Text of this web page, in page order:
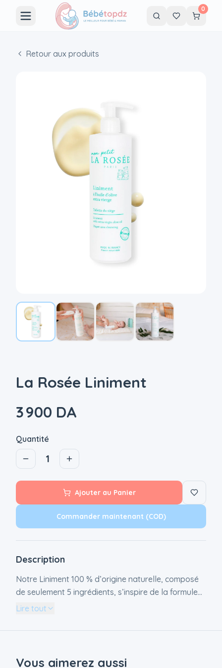
0
Retour aux produits
La Rosée Liniment
3 900 DA
Quantité
1
Ajouter au Panier
Commander maintenant (COD)
Description
Notre Liniment 100 % d’origine naturelle, composé
de seulement 5 ingrédients, s’inspire de la formule
originelle de la pharmacopée. Il nettoie le siège de
et protecteur, grâce à l’huile d’olive extra-vierge
chaux neutralise l’acidité des selles et des urines,
Lire tout
Vous aimerez aussi